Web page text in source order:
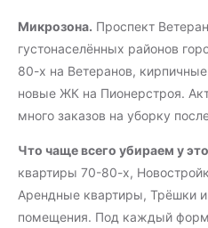
Микрозона. Проспект
густонаселённых районов
80-х на Ветеранов,
новые ЖК на Пионерстроя.
много заказов на уборку
Что чаще всего убираем у
квартиры 70-80-х,
Арендные квартиры, Трёшки
помещения. Под каждый